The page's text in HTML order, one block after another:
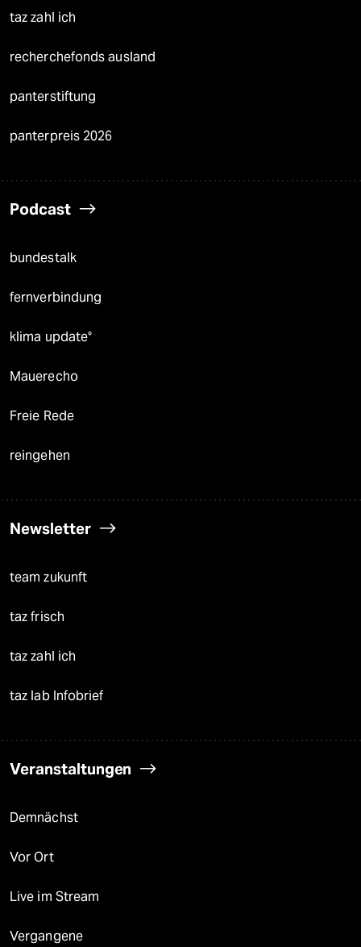
taz zahl ich
recherchefonds ausland
panterstiftung
panterpreis 2026
Podcast
bundestalk
fernverbindung
klima update°
Mauerecho
Freie Rede
reingehen
Newsletter
team zukunft
taz frisch
taz zahl ich
taz lab Infobrief
Veranstaltungen
Demnächst
Vor Ort
Live im Stream
Vergangene